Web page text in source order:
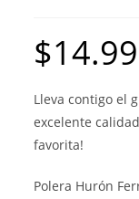
$
Lleva contigo el
excelente
favorita!
Polera Hurón